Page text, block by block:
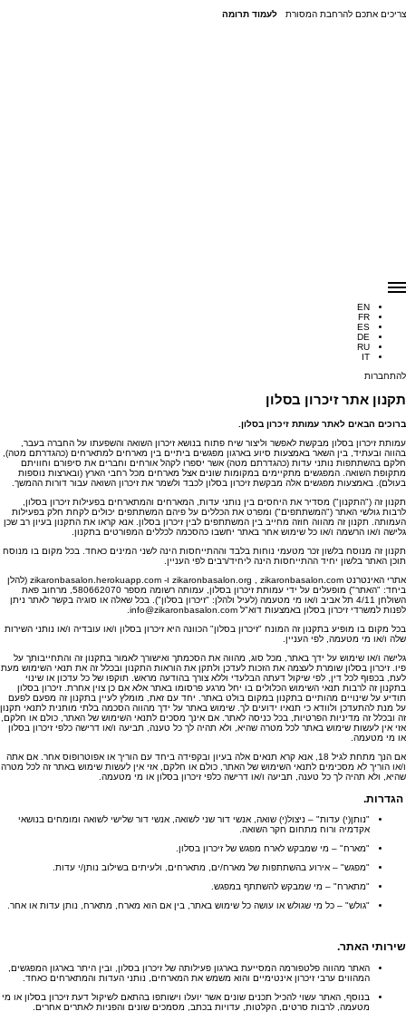
צריכים אתכם להרחבת המסורת לעמוד תרומה
EN
FR
ES
DE
RU
IT
להתחברות
תקנון אתר זיכרון בסלון
ברוכים הבאים לאתר עמותת זיכרון בסלון.
עמותת זיכרון בסלון מבקשת לאפשר וליצור שיח פתוח בנושא זיכרון השואה והשפעתו על החברה בעבר,
בהווה ובעתיד, בין השאר באמצעות סיוע בארגון מפגשים ביתיים בין מארחים למתארחים (כהגדרתם מטה),
חלקם בהשתתפות נותני עדות (כהגדרתם מטה) אשר יספרו לקהל אורחים וחברים את סיפורם וחוויתם
מתקופת השואה. המפגשים מתקיימים במקומות שונים אצל מארחים מכל רחבי הארץ (ובארצות נוספות
בעולם). באמצעות מפגשים אלה מבקשת זיכרון בסלון לכבד ולשמר את זיכרון השואה עבור דורות ההמשך.
תקנון זה ("התקנון") מסדיר את היחסים בין נותני עדות, המארחים והמתארחים בפעילות זיכרון בסלון,
לרבות גולשי האתר ("המשתתפים") ומפרט את הכללים על פיהם המשתתפים יכולים לקחת חלק בפעילות
העמותה. תקנון זה מהווה חוזה מחייב בין המשתתפים לבין זיכרון בסלון. אנא קראו את התקנון בעיון רב שכן
גלישה ו/או הרשמה ו/או כל שימוש אחר באתר יחשבו כהסכמה לכללים המפורטים בתקנון.
תקנון זה מנוסח בלשון זכר מטעמי נוחות בלבד וההתייחסות הינה לשני המינים כאחד. בכל מקום בו מנוסח
תוכן האתר בלשון יחיד ההתייחסות הינה ליחיד/רבים לפי העניין.
אתרי האינטרנט
zikaronbasalon.org zikaronbasalon.com
ו- zikaronbasalon.herokuapp.com (להלן
ביחד: "האתר") מופעלים על ידי עמותת זיכרון בסלון, עמותה רשומה מספר 580662070, מרחוב פאת
השולחן 4/11 תל אביב ו/או מי מטעמה (לעיל ולהלן: "זיכרון בסלון"). בכל שאלה או סוגיה בקשר לאתר ניתן
לפנות למשרדי זיכרון בסלון באמצעות דוא"ל info@zikaronbasalon.com.
בכל מקום בו מופיע בתקנון זה המונח "זיכרון בסלון" הכוונה היא זיכרון בסלון ו/או עובדיה ו/או נותני השירות
שלה ו/או מי מטעמה, לפי העניין.
גלישה ו/או שימוש על ידך באתר, מכל סוג, מהווה את הסכמתך ואישורך לאמור בתקנון זה והתחייבותך על
פיו. זיכרון בסלון שומרת לעצמה את הזכות לעדכן ולתקן את הוראות התקנון ובכלל זה את תנאי השימוש מעת
לעת, בכפוף לכל דין, לפי שיקול דעתה הבלעדי וללא צורך בהודעה מראש. תוקפו של כל עדכון או שינוי
בתקנון זה לרבות תנאי השימוש הכלולים בו יחל מרגע פרסומו באתר אלא אם כן צוין אחרת. זיכרון בסלון
תודיע על שינויים מהותיים בתקנון במקום בולט באתר. יחד עם זאת, מומלץ לעיין בתקנון זה מפעם לפעם
על מנת להתעדכן ולוודא כי תנאיו ידועים לך. שימוש באתר על ידך מהווה הסכמה בלתי מותנית לתנאי תקנון
זה ובכלל זה מדיניות הפרטיות, בכל כניסה לאתר. אם אינך מסכים לתנאי השימוש של האתר, כולם או חלקם,
אזי אין לעשות שימוש באתר לכל מטרה שהיא, ולא תהיה לך כל טענה, תביעה ו/או דרישה כלפי זיכרון בסלון
או מי מטעמה.
אם הנך מתחת לגיל 18, אנא קרא תנאים אלה בעיון ובקפידה ביחד עם הוריך או אפוטרופוס אחר. אם אתה
ו/או הוריך לא מסכימים לתנאי השימוש של האתר, כולם או חלקם, אזי אין לעשות שימוש באתר זה לכל מטרה
שהיא, ולא תהיה לך כל טענה, תביעה ו/או דרישה כלפי זיכרון בסלון או מי מטעמה.
הגדרות
"נותן(י) עדות" – ניצול(י) שואה, אנשי דור שני לשואה, אנשי דור שלישי לשואה ומומחים בנושאי
אקדמיה ורוח מתחום חקר השואה.
"מארח" – מי שמבקש לארח מפגש של זיכרון בסלון.
"מפגש" – אירוע בהשתתפות של מארח/ים, מתארחים, ולעיתים בשילוב נותן/י עדות.
"מתארח" – מי שמבקש להשתתף במפגש.
"גולש" – כל מי שגולש או עושה כל שימוש באתר, בין אם הוא מארח, מתארח, נותן עדות או אחר.
שירותי האתר.
האתר מהווה פלטפורמה המסייעת בארגון פעילותה של זיכרון בסלון, ובין היתר בארגון המפגשים,
המהווים ערבי זיכרון אינטימיים והוא משמש את המארחים, נותני העדות והמתארחים כאחד.
בנוסף, האתר עשוי להכיל תכנים שונים אשר יועלו וישותפו בהתאם לשיקול דעת זיכרון בסלון או מי
מטעמה, לרבות סרטים, הקלטות, עדויות בכתב, מסמכים שונים והפניות לאתרים אחרים.